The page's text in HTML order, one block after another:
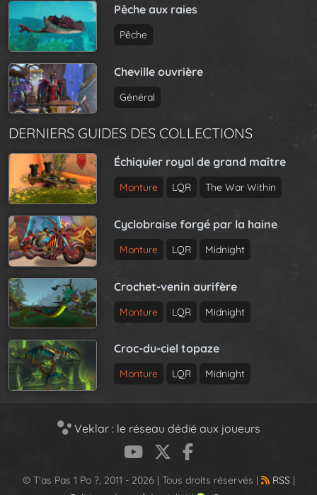
Pêche aux raies
Pêche
Cheville ouvrière
Général
DERNIERS GUIDES DES COLLECTIONS
Échiquier royal de grand maître
Monture LQR The War Within
Cyclobraise forgé par la haine
Monture LQR Midnight
Crochet-venin aurifère
Monture LQR Midnight
Croc-du-ciel topaze
Monture LQR Midnight
Veklar : le réseau dédié aux joueurs
© T'as Pas 1 Po ?, 2011 - 2026 | Tous droits réservés | RSS|